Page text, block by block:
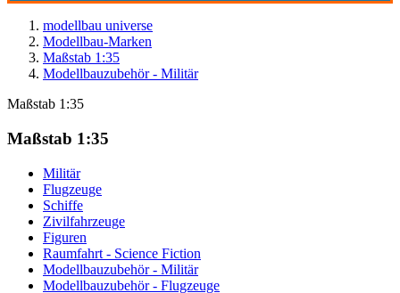
modellbau universe
Modellbau-Marken
Maßstab 1:35
Modellbauzubehör - Militär
Maßstab 1:35
Maßstab 1:35
Militär
Flugzeuge
Schiffe
Zivilfahrzeuge
Figuren
Raumfahrt - Science Fiction
Modellbauzubehör - Militär
Modellbauzubehör - Flugzeuge